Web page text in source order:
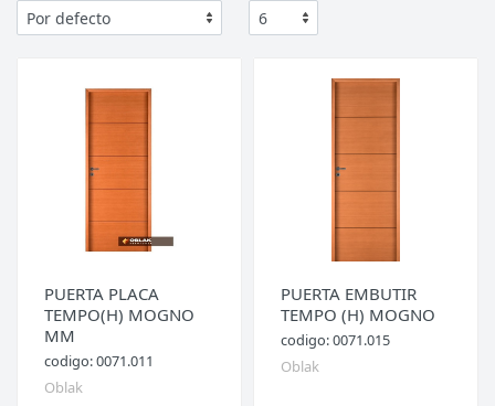
PUERTA PLACA
TEMPO(H) MOGNO
MM
codigo: 0071.011
Oblak
PUERTA EMBUTIR
TEMPO (H) MOGNO
codigo: 0071.015
Oblak